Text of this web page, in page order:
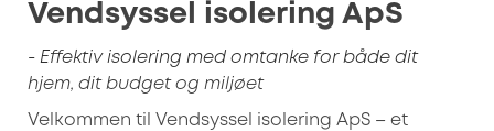
Vendsyssel isolering ApS
- Effektiv isolering med omtanke for både dit
hjem, dit budget og miljøet
Velkommen til Vendsyssel isolering ApS – et